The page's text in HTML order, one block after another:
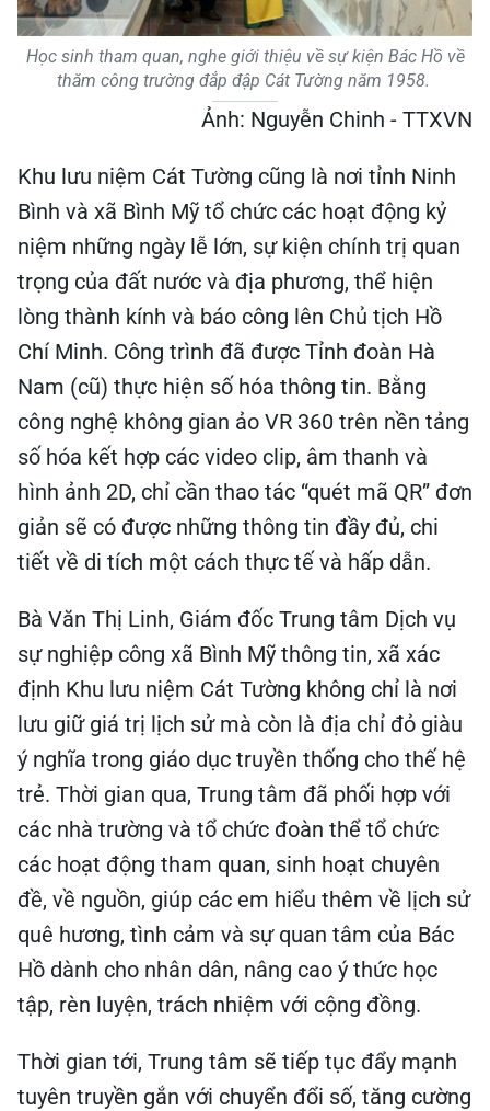
Học sinh tham quan, nghe giới thiệu về sự kiện Bác Hồ về
thăm công trường đắp đập Cát Tường năm 1958.
Ảnh: Nguyễn Chinh - TTXVN
Khu lưu niệm Cát Tường cũng là nơi tỉnh Ninh
Bình và xã Bình Mỹ tổ chức các hoạt động kỷ
niệm những ngày lễ lớn, sự kiện chính trị quan
trọng của đất nước và địa phương, thể hiện
lòng thành kính và báo công lên Chủ tịch Hồ
Chí Minh. Công trình đã được Tỉnh đoàn Hà
Nam (cũ) thực hiện số hóa thông tin. Bằng
công nghệ không gian ảo VR 360 trên nền tảng
số hóa kết hợp các video clip, âm thanh và
hình ảnh 2D, chỉ cần thao tác “quét mã QR” đơn
giản sẽ có được những thông tin đầy đủ, chi
tiết về di tích một cách thực tế và hấp dẫn.
Bà Văn Thị Linh, Giám đốc Trung tâm Dịch vụ
sự nghiệp công xã Bình Mỹ thông tin, xã xác
định Khu lưu niệm Cát Tường không chỉ là nơi
lưu giữ giá trị lịch sử mà còn là địa chỉ đỏ giàu
ý nghĩa trong giáo dục truyền thống cho thế hệ
trẻ. Thời gian qua, Trung tâm đã phối hợp với
các nhà trường và tổ chức đoàn thể tổ chức
các hoạt động tham quan, sinh hoạt chuyên
đề, về nguồn, giúp các em hiểu thêm về lịch sử
quê hương, tình cảm và sự quan tâm của Bác
Hồ dành cho nhân dân, nâng cao ý thức học
tập, rèn luyện, trách nhiệm với cộng đồng.
Thời gian tới, Trung tâm sẽ tiếp tục đẩy mạnh
tuyên truyền gắn với chuyển đổi số, tăng cường